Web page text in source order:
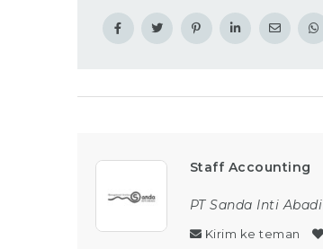
Staff Accounting
PT Sanda Inti Abadi
Kirim ke teman